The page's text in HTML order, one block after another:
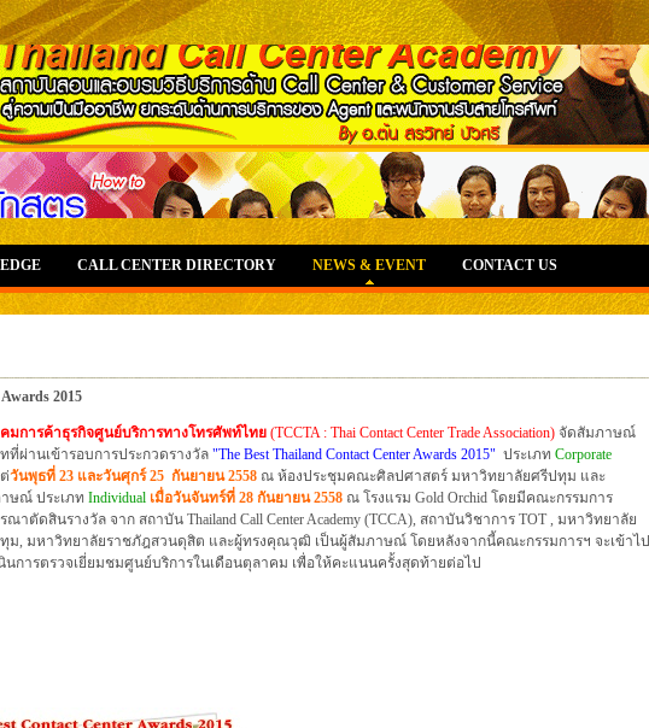
CALL CENTER DIRECTORY NEWS & EVENT CONTACT US
2015
มการค้าธุรกิจศูนย์บริการทางโทรศัพท์ไทย (TCCTA : Thai Contact Center Trade Association) จัดสัมภาษณ์
ที่ผ่านเข้ารอบการประกวดรางวัล "The Best Thailand Contact Center Awards 2015" ประเภท Corporate
วันพุธที่ 23 และวันศุกร์ 25 กันยายน 2558 ณ ห้องประชุมคณะศิลปศาสตร์ มหาวิทยาลัยศรีปทุม และ
ษณ์ ประเภท Individual เมื่อวันจันทร์ที่ 28 กันยายน 2558 ณ โรงแรม Gold Orchid โดยมีคณะกรรมการ
ณาตัดสินรางวัล จาก สถาบัน Thailand Call Center Academy (TCCA), สถาบันวิชาการ TOT , มหาวิทยาลัย
ม, มหาวิทยาลัยราชภัฎสวนดุสิต และผู้ทรงคุณวุฒิ เป็นผู้สัมภาษณ์ โดยหลังจากนี้คณะกรรมการฯ จะเข้าไป
นการตรวจเยี่ยมชมศูนย์บริการในเดือนตุลาคม เพื่อให้คะแนนครั้งสุดท้ายต่อไป